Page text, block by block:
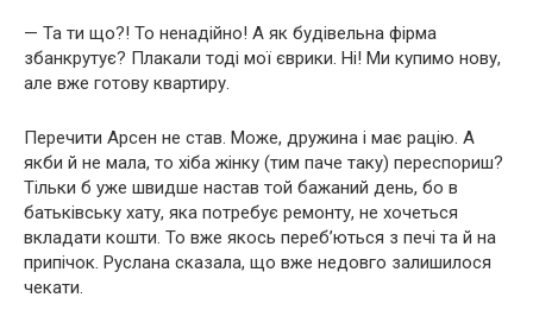
— Та ти що?! То ненадійно! А як будівельна фірма
збанкрутує? Плакали тоді мої єврики. Ні! Ми купимо нову,
але вже готову квартиру.
Перечити Арсен не став. Може, дружина і має рацію. А
якби й не мала, то хіба жінку (тим паче таку) переспориш?
Тільки б уже швидше настав той бажаний день, бо в
батьківську хату, яка потребує ремонту, не хочеться
вкладати кошти. То вже якось переб’ються з печі та й на
припічок. Руслана сказала, що вже недовго залишилося
чекати.